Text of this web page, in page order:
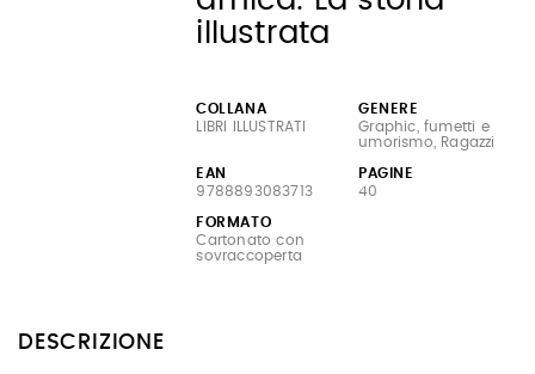
illustrata
COLLANA
LIBRI ILLUSTRATI
GENERE
Graphic, fumetti e
umorismo, Ragazzi
EAN
9788893083713
PAGINE
40
FORMATO
Cartonato con
sovraccoperta
DESCRIZIONE